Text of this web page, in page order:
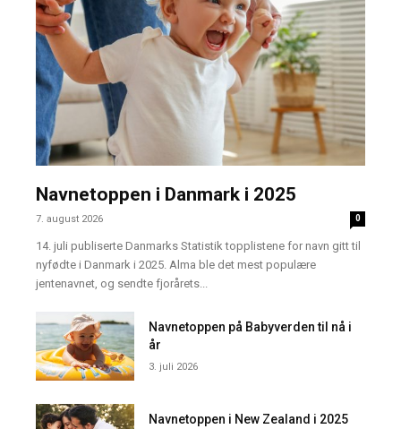
Navnetoppen i Danmark i 2025
7. august 2026 0
14. juli publiserte Danmarks Statistik topplistene for navn gitt til
nyfødte i Danmark i 2025. Alma ble det mest populære
jentenavnet, og sendte fjorårets...
Navnetoppen på Babyverden til nå i
år
3. juli 2026
Navnetoppen i New Zealand i 2025